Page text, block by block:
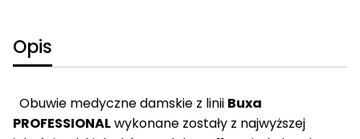
Opis
Obuwie medyczne damskie z linii Buxa
PROFESSIONALwykonane zostały z najwyższej